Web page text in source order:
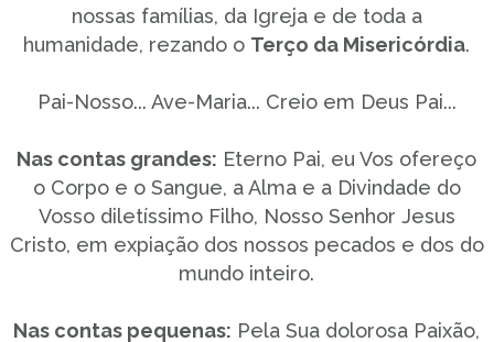
nossas famílias, da Igreja e de toda a
humanidade, rezando o Terço da Misericórdia.
Pai-Nosso... Ave-Maria... Creio em Deus Pai...
Nas contas grandes: Eterno Pai, eu Vos ofereço
o Corpo e o Sangue, a Alma e a Divindade do
Vosso diletíssimo Filho, Nosso Senhor Jesus
Cristo, em expiação dos nossos pecados e dos do
mundo inteiro.
Nas contas pequenas: Pela Sua dolorosa Paixão,